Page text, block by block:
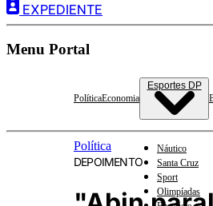
EXPEDIENTE
Menu Portal
PolíticaEconomia
Esportes DP
Náutico
Santa Cruz
Sport
Olimpíadas
Política
DEPOIMENTO